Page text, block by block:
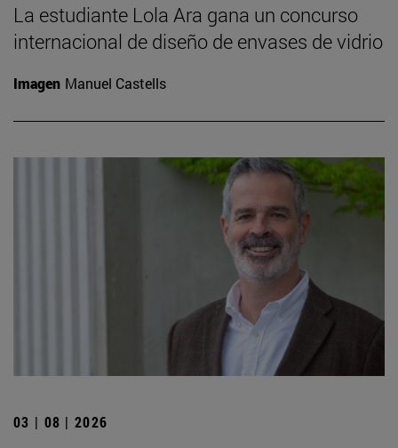
La estudiante Lola Ara gana un concurso
internacional de diseño de envases de vidrio
Imagen Manuel Castells
03 | 08 | 2026